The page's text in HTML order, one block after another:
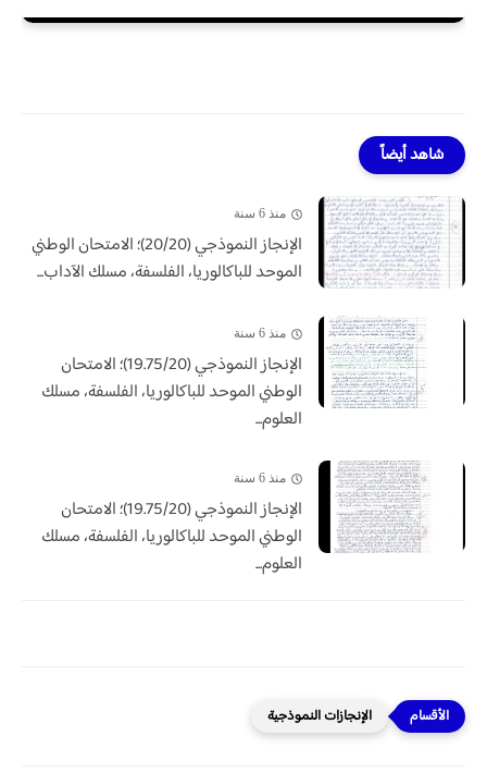
شاهد أيضاً
منذ 6 سنة
الإنجاز النموذجي (20/20)؛ الامتحان الوطني
الموحد للباكالوريا، الفلسفة، مسلك الآداب...
منذ 6 سنة
الإنجاز النموذجي (19.75/20)؛ الامتحان
الوطني الموحد للباكالوريا، الفلسفة، مسلك
العلوم...
منذ 6 سنة
الإنجاز النموذجي (19.75/20)؛ الامتحان
الوطني الموحد للباكالوريا، الفلسفة، مسلك
العلوم...
الإنجازات النموذجية